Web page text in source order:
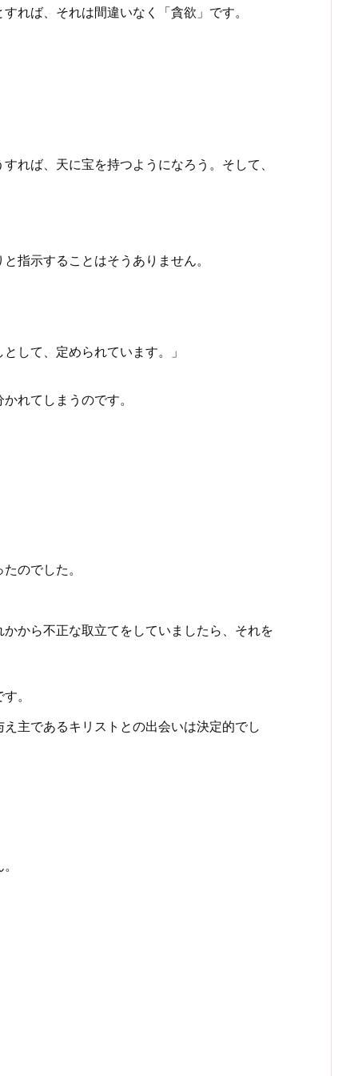
れば、それは間違いなく「貪欲」です。
れば、天に宝を持つようになろう。そして、
指示することはそうありません。
して、定められています。」
れてしまうのです。
のでした。
から不正な取立てをしていましたら、それを
。
主であるキリストとの出会いは決定的でし